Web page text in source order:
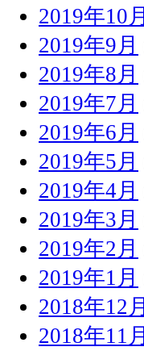
2019年10月
2019年9月
2019年8月
2019年7月
2019年6月
2019年5月
2019年4月
2019年3月
2019年2月
2019年1月
2018年12月
2018年11月